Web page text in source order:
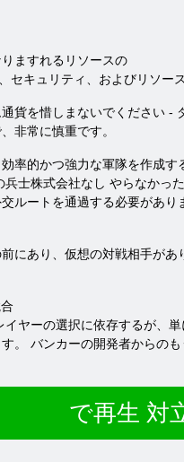
ますれるリソースの
セキュリティ、およびリソー
貨を惜しまないでください
非常に慎重です。
率的かつ強力な軍隊を作成
士株式会社なし やらなか
ルートを通過する必要があり
にあり、仮想の対戦相手が
ヤーの選択に依存するが、
。 バンカーの開発者からの
で再生 対